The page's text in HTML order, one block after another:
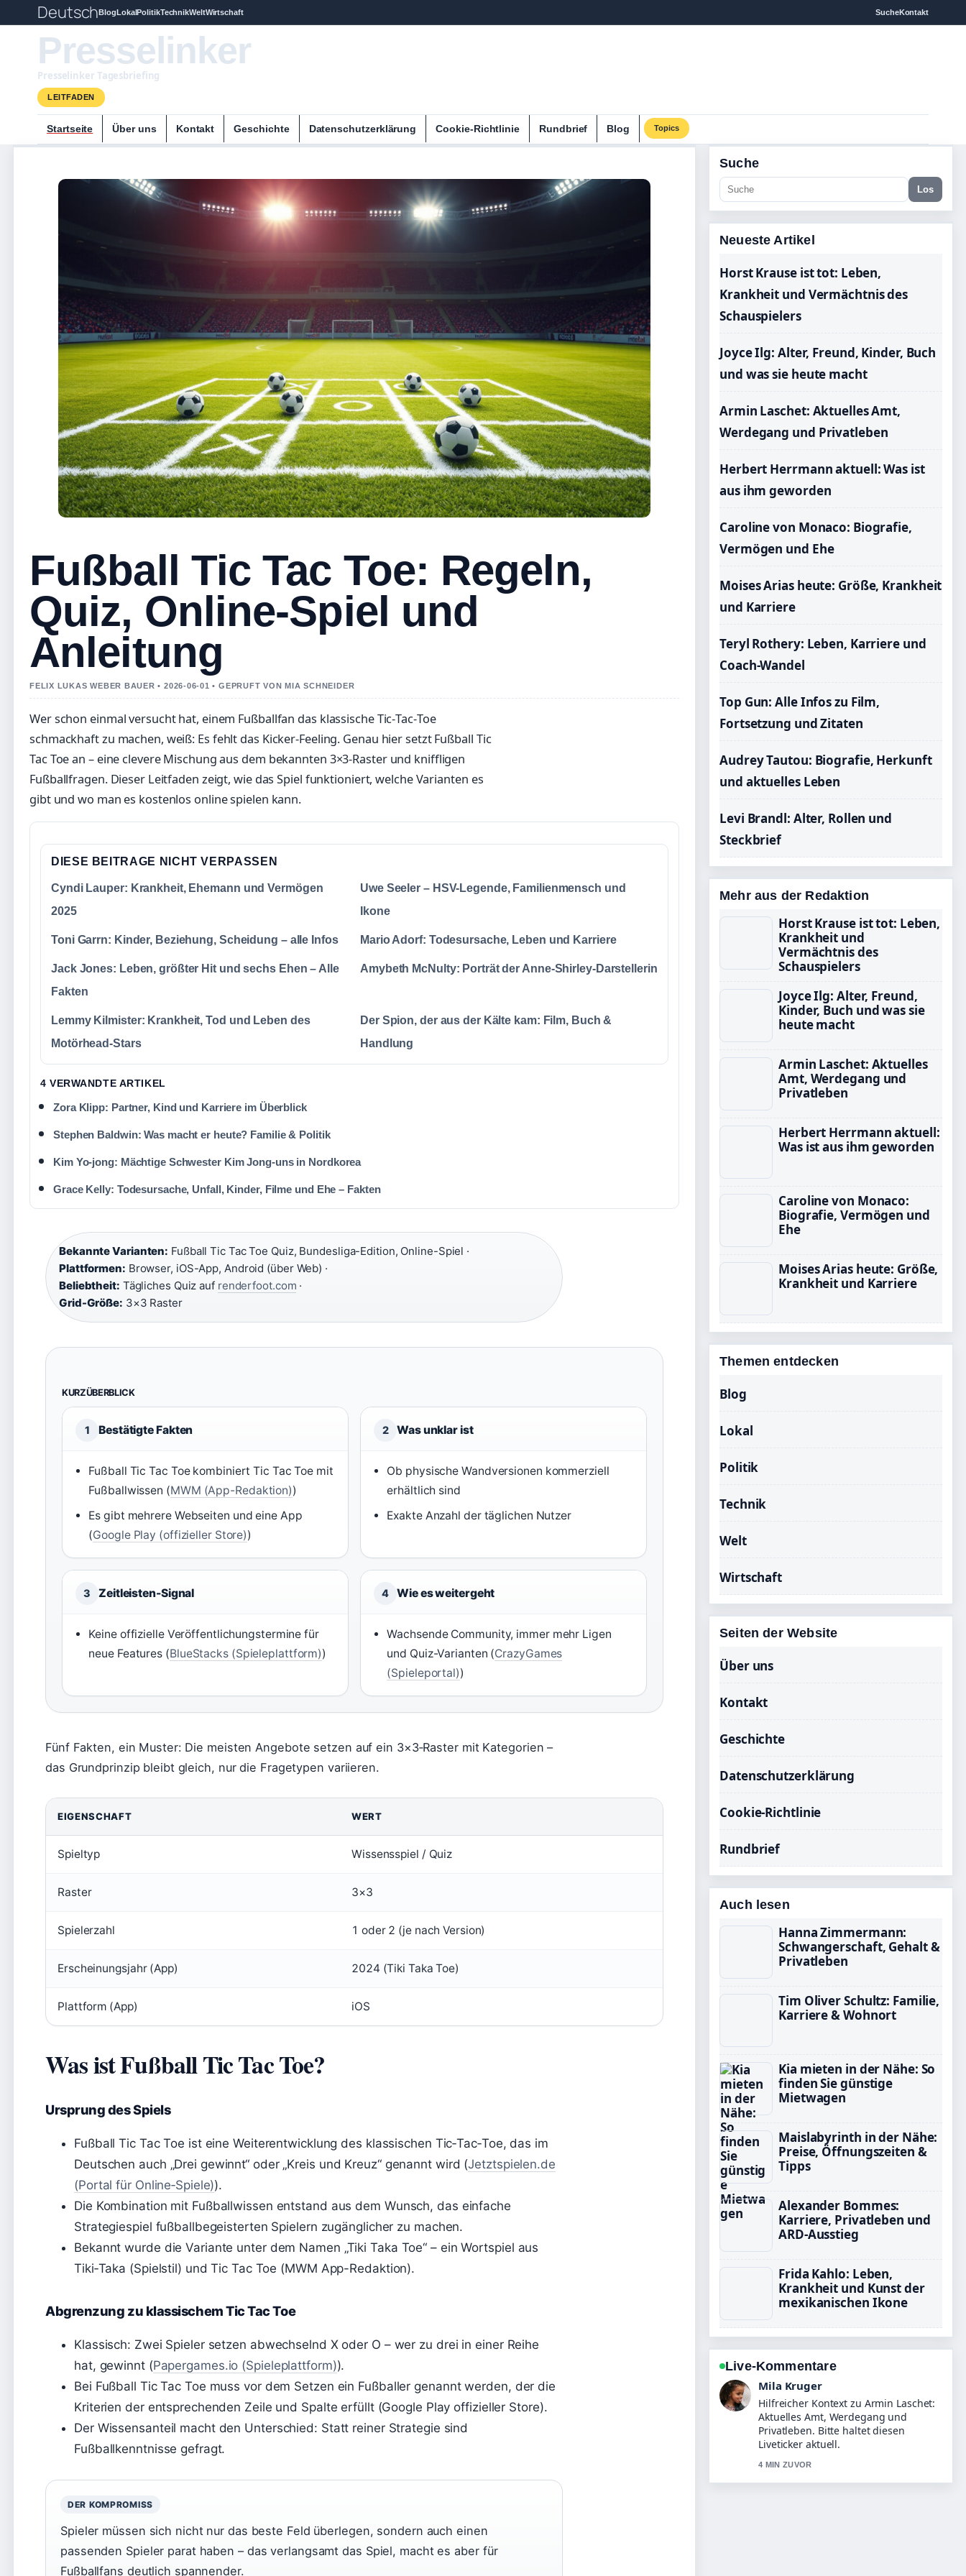
DeutschBlogLokalPolitikTechnikWeltWirtschaft SucheKontakt
Presselinker
Presselinker Tagesbriefing
LEITFADEN
Startseite Über uns Kontakt Geschichte Datenschutzerklärung Cookie-Richtlinie Rundbrief Blog Topics
Fußball Tic Tac Toe: Regeln,
Quiz, Online-Spiel und
Anleitung
FELIX LUKAS WEBER BAUER • 2026-06-01 • GEPRUFT VON MIA SCHNEIDER
Wer schon einmal versucht hat, einem Fußballfan das klassische Tic‑Tac‑Toe
schmackhaft zu machen, weiß: Es fehlt das Kicker‑Feeling. Genau hier setzt Fußball Tic
Tac Toe an – eine clevere Mischung aus dem bekannten 3×3‑Raster und kniffligen
Fußballfragen. Dieser Leitfaden zeigt, wie das Spiel funktioniert, welche Varianten es
gibt und wo man es kostenlos online spielen kann.
DIESE BEITRAGE NICHT VERPASSEN
Cyndi Lauper: Krankheit, Ehemann und Vermögen
2025
Uwe Seeler – HSV-Legende, Familienmensch und
Ikone
Toni Garrn: Kinder, Beziehung, Scheidung – alle Infos Mario Adorf: Todesursache, Leben und Karriere
Jack Jones: Leben, größter Hit und sechs Ehen – Alle
Fakten
Amybeth McNulty: Porträt der Anne-Shirley-Darstellerin
Lemmy Kilmister: Krankheit, Tod und Leben des
Motörhead-Stars
Der Spion, der aus der Kälte kam: Film, Buch &
Handlung
4 VERWANDTE ARTIKEL
Zora Klipp: Partner, Kind und Karriere im Überblick
Stephen Baldwin: Was macht er heute? Familie & Politik
Kim Yo-jong: Mächtige Schwester Kim Jong-uns in Nordkorea
Grace Kelly: Todesursache, Unfall, Kinder, Filme und Ehe – Fakten
Bekannte Varianten: Fußball Tic Tac Toe Quiz, Bundesliga-Edition, Online-Spiel ·
Plattformen: Browser, iOS-App, Android (über Web) ·
Beliebtheit: Tägliches Quiz auf renderfoot.com ·
Grid-Größe: 3×3 Raster
KURZÜBERBLICK
1 Bestätigte Fakten
Fußball Tic Tac Toe kombiniert Tic Tac Toe mit
Fußballwissen (MWM (App-Redaktion))
Es gibt mehrere Webseiten und eine App
(Google Play (offizieller Store))
2 Was unklar ist
Ob physische Wandversionen kommerziell
erhältlich sind
Exakte Anzahl der täglichen Nutzer
3 Zeitleisten-Signal
Keine offizielle Veröffentlichungstermine für
neue Features (BlueStacks (Spieleplattform))
4 Wie es weitergeht
Wachsende Community, immer mehr Ligen
und Quiz-Varianten (CrazyGames
(Spieleportal))
Fünf Fakten, ein Muster: Die meisten Angebote setzen auf ein 3×3‑Raster mit Kategorien –
das Grundprinzip bleibt gleich, nur die Fragetypen variieren.
EIGENSCHAFT WERT
Spieltyp Wissensspiel / Quiz
Raster 3×3
Spielerzahl 1 oder 2 (je nach Version)
Erscheinungsjahr (App) 2024 (Tiki Taka Toe)
Plattform (App) iOS
Was ist Fußball Tic Tac Toe?
Ursprung des Spiels
Fußball Tic Tac Toe ist eine Weiterentwicklung des klassischen Tic‑Tac‑Toe, das im
Deutschen auch „Drei gewinnt“ oder „Kreis und Kreuz“ genannt wird (Jetztspielen.de
(Portal für Online‑Spiele)).
Die Kombination mit Fußballwissen entstand aus dem Wunsch, das einfache
Strategiespiel fußballbegeisterten Spielern zugänglicher zu machen.
Bekannt wurde die Variante unter dem Namen „Tiki Taka Toe“ – ein Wortspiel aus
Tiki‑Taka (Spielstil) und Tic Tac Toe (MWM App-Redaktion).
Abgrenzung zu klassischem Tic Tac Toe
Klassisch: Zwei Spieler setzen abwechselnd X oder O – wer zu drei in einer Reihe
hat, gewinnt (Papergames.io (Spieleplattform)).
Bei Fußball Tic Tac Toe muss vor dem Setzen ein Fußballer genannt werden, der die
Kriterien der entsprechenden Zeile und Spalte erfüllt (Google Play offizieller Store).
Der Wissensanteil macht den Unterschied: Statt reiner Strategie sind
Fußballkenntnisse gefragt.
DER KOMPROMISS
Spieler müssen sich nicht nur das beste Feld überlegen, sondern auch einen
passenden Spieler parat haben – das verlangsamt das Spiel, macht es aber für
Fußballfans deutlich spannender.
Suche
Los
Neueste Artikel
Horst Krause ist tot: Leben,
Krankheit und Vermächtnis des
Schauspielers
Joyce Ilg: Alter, Freund, Kinder, Buch
und was sie heute macht
Armin Laschet: Aktuelles Amt,
Werdegang und Privatleben
Herbert Herrmann aktuell: Was ist
aus ihm geworden
Caroline von Monaco: Biografie,
Vermögen und Ehe
Moises Arias heute: Größe, Krankheit
und Karriere
Teryl Rothery: Leben, Karriere und
Coach-Wandel
Top Gun: Alle Infos zu Film,
Fortsetzung und Zitaten
Audrey Tautou: Biografie, Herkunft
und aktuelles Leben
Levi Brandl: Alter, Rollen und
Steckbrief
Mehr aus der Redaktion
Horst Krause ist tot: Leben,
Krankheit und
Vermächtnis des
Schauspielers
Joyce Ilg: Alter, Freund,
Kinder, Buch und was sie
heute macht
Armin Laschet: Aktuelles
Amt, Werdegang und
Privatleben
Herbert Herrmann aktuell:
Was ist aus ihm geworden
Caroline von Monaco:
Biografie, Vermögen und
Ehe
Moises Arias heute: Größe,
Krankheit und Karriere
Themen entdecken
Blog
Lokal
Politik
Technik
Welt
Wirtschaft
Seiten der Website
Über uns
Kontakt
Geschichte
Datenschutzerklärung
Cookie-Richtlinie
Rundbrief
Auch lesen
Hanna Zimmermann:
Schwangerschaft, Gehalt &
Privatleben
Tim Oliver Schultz: Familie,
Karriere & Wohnort
Kia mieten in der Nähe: So
finden Sie günstige
Mietwagen
Maislabyrinth in der Nähe:
Preise, Öffnungszeiten &
Tipps
Alexander Bommes:
Karriere, Privatleben und
ARD-Ausstieg
Frida Kahlo: Leben,
Krankheit und Kunst der
mexikanischen Ikone
Live-Kommentare
Jonas Wagner
Die Berichterstattung zu Horst Krause
ist tot: Leben, Krankheit und... wirkt
solide und sehr gut nachvollziehbar.
6 MIN ZUVOR